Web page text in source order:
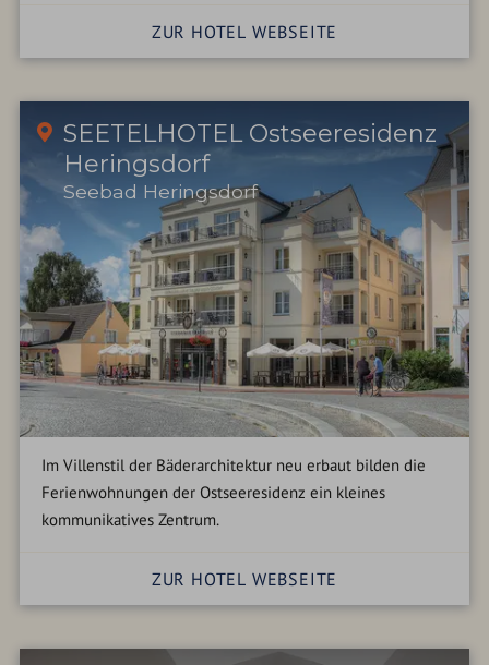
ZUR HOTEL WEBSEITE
SEETELHOTEL Ostseeresidenz
Heringsdorf
Seebad Heringsdorf
Im Villenstil der Bäderarchitektur neu erbaut bilden die
Ferienwohnungen der Ostseeresidenz ein kleines
kommunikatives Zentrum.
ZUR HOTEL WEBSEITE